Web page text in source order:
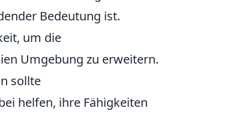
Bedeutung ist.
um die
Umgebung zu erweitern.
sollte
helfen, ihre Fähigkeiten